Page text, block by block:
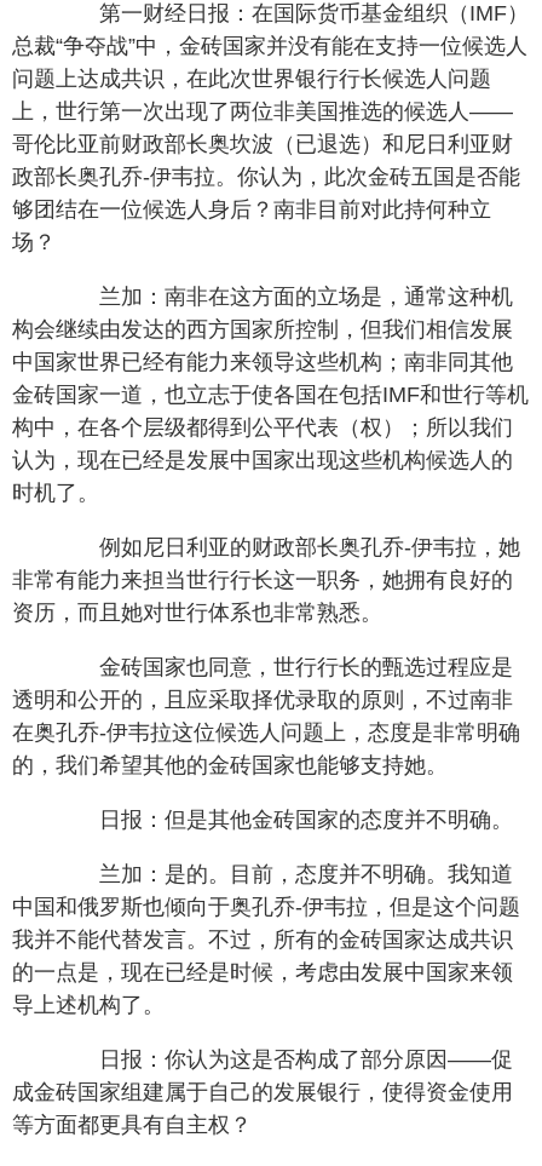
第一财经日报：在国际货币基金组织（IMF）
总裁“争夺战”中，金砖国家并没有能在支持一位候选人
问题上达成共识，在此次世界银行行长候选人问题
上，世行第一次出现了两位非美国推选的候选人——
哥伦比亚前财政部长奥坎波（已退选）和尼日利亚财
政部长奥孔乔-伊韦拉。你认为，此次金砖五国是否能
够团结在一位候选人身后？南非目前对此持何种立
场？
兰加：南非在这方面的立场是，通常这种机
构会继续由发达的西方国家所控制，但我们相信发展
中国家世界已经有能力来领导这些机构；南非同其他
金砖国家一道，也立志于使各国在包括IMF和世行等机
构中，在各个层级都得到公平代表（权）；所以我们
认为，现在已经是发展中国家出现这些机构候选人的
时机了。
例如尼日利亚的财政部长奥孔乔-伊韦拉，她
非常有能力来担当世行行长这一职务，她拥有良好的
资历，而且她对世行体系也非常熟悉。
金砖国家也同意，世行行长的甄选过程应是
透明和公开的，且应采取择优录取的原则，不过南非
在奥孔乔-伊韦拉这位候选人问题上，态度是非常明确
的，我们希望其他的金砖国家也能够支持她。
日报：但是其他金砖国家的态度并不明确。
兰加：是的。目前，态度并不明确。我知道
中国和俄罗斯也倾向于奥孔乔-伊韦拉，但是这个问题
我并不能代替发言。不过，所有的金砖国家达成共识
的一点是，现在已经是时候，考虑由发展中国家来领
导上述机构了。
日报：你认为这是否构成了部分原因——促
成金砖国家组建属于自己的发展银行，使得资金使用
等方面都更具有自主权？